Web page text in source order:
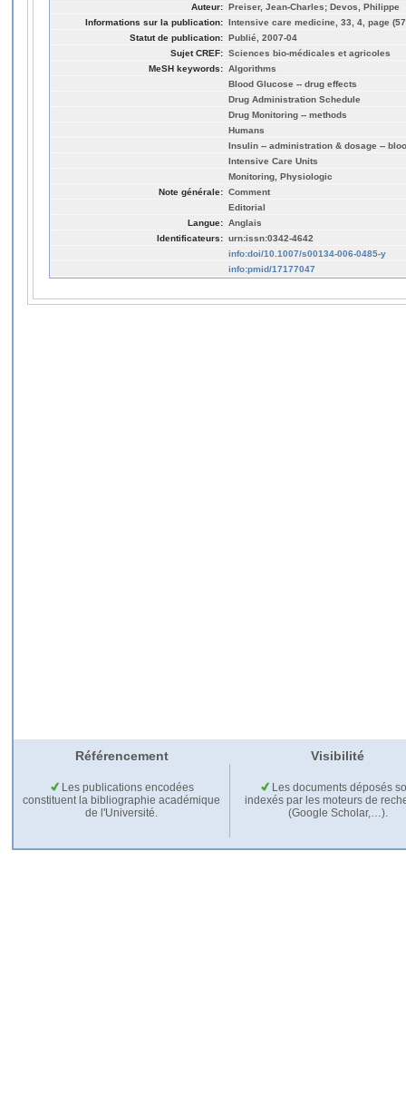
Auteur: Preiser, Jean-Charles; Devos, Philippe
Informations sur la publication: Intensive care medicine, 33, 4, page
Statut de publication: Publié, 2007-04
Sujet CREF: Sciences bio-médicales et agricoles
MeSH keywords: Algorithms
Blood Glucose -- drug effects
Drug Administration Schedule
Drug Monitoring -- methods
Humans
Insulin -- administration & dosage --
Intensive Care Units
Monitoring, Physiologic
Note générale: Comment
Editorial
Langue: Anglais
Identificateurs: urn:issn:0342-4642
info:doi/10.1007/s00134-006-0485-y
info:pmid/17177047
Référencement Visibilité
Les publications encodées
constituent la bibliographie académique
de l'Université.
Les documents déposés
indexés par les moteurs de
(Google Scholar,…).